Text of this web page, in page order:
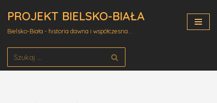
treści
PROJEKT BIELSKO-BIAŁA
Bielsko-Biała - historia dawna i współczesna...